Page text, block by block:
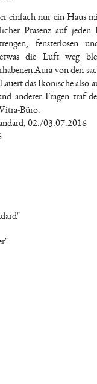
einfach nur ein Haus
Präsenz auf
fensterlosen
etwas die Luft weg
Aura von den
das Ikonische also
anderer Fragen traf
Büro.
02./03.07.2016